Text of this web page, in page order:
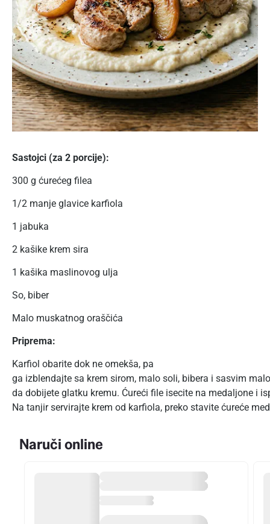
Sastojci (za 2 porcije):
300 g ćurećeg filea
1/2 manje glavice karfiola
1 jabuka
2 kašike krem sira
1 kašika maslinovog ulja
So, biber
Malo muskatnog oraščića
Priprema:
Karfiol obarite dok ne omekša, pa
ga izblendajte sa krem sirom, malo soli, bibera i sasvim
da dobijete glatku kremu. Ćureći file isecite na medaljone i
Na tanjir servirajte krem od karfiola, preko stavite ćureće
Naruči online